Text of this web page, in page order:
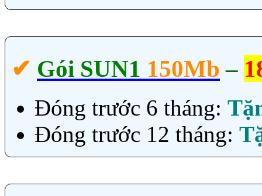
✔‎ Gói SUN1 150Mb –
Đóng trước 6 tháng:
Đóng trước 12 tháng: